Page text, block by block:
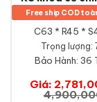
Free ship COD
C63 * R45 *
Trọng lượng:
Bảo Hành: 36
Giá: